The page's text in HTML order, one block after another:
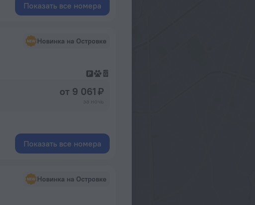
Показать все номера
Новинка на Островке
от 9 061 ₽
Показать все номера
Новинка на Островке